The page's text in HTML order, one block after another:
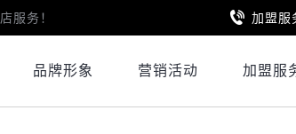
服务！ 加盟服
品牌形象 营销活动 加盟服